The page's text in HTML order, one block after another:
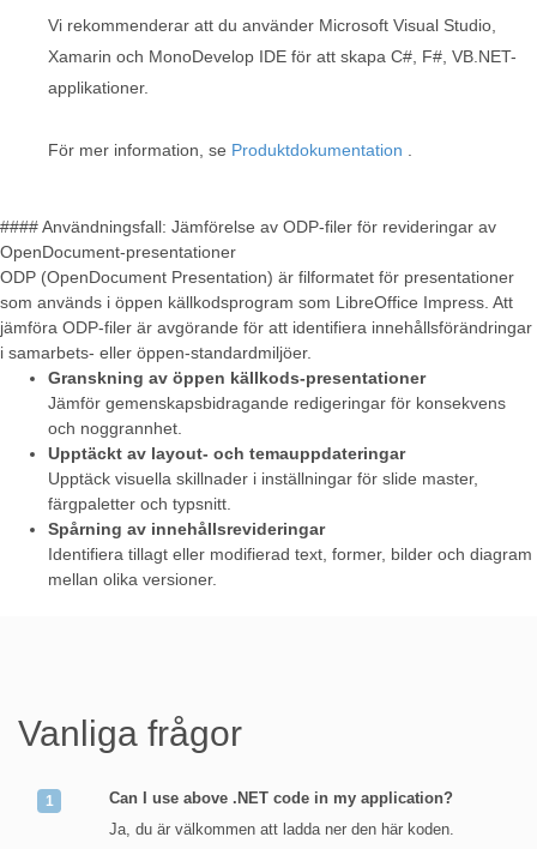
Vi rekommenderar att du använder Microsoft Visual Studio,
Xamarin och MonoDevelop IDE för att skapa C#, F#, VB.NET-
applikationer.
För mer information, se Produktdokumentation
#### Användningsfall: Jämförelse av ODP-filer för revideringar av
OpenDocument-presentationer
ODP (OpenDocument Presentation) är filformatet för presentationer
som används i öppen källkodsprogram som LibreOffice Impress. Att
jämföra ODP-filer är avgörande för att identifiera innehållsförändringar
i samarbets- eller öppen-standardmiljöer.
Granskning av öppen källkods-presentationer
Jämför gemenskapsbidragande redigeringar för konsekvens
och noggrannhet.
Upptäckt av layout- och temauppdateringar
Upptäck visuella skillnader i inställningar för slide master,
färgpaletter och typsnitt.
Spårning av innehållsrevideringar
Identifiera tillagt eller modifierad text, former, bilder och diagram
mellan olika versioner.
Vanliga frågor
Can I use above .NET code in my application?
Ja, du är välkommen att ladda ner den här koden.